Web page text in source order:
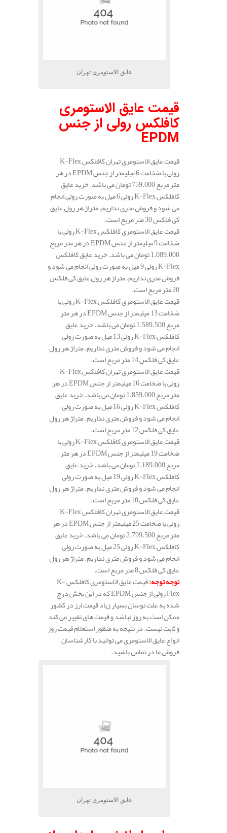
عایق الاستومری تهران
قیمت عایق الاستومری
کافلکس رولی از جنس
EPDM
قیمت عایق الاستومری تهران کافلکس K-Flex
رولی با ضخامت 6 میلیمتر از جنس EPDM در هر
متر مربع 759.000 تومان می باشد. خرید عایق
کافلکس K-Flex رولی 6 میل به صورت رولی انجام
می شود و فروش متری نداریم. متراژ هر رول عایق
کی فلکس 30 متر مربع است.
قیمت عایق الاستومری کافلکس K-Flex رولی با
ضخامت 9 میلیمتر از جنس EPDM در هر متر مربع
1.089.000 تومان می باشد. خرید عایق کافلکس
K-Flex رولی 9 میل به صورت رولی انجام می شود و
فروش متری نداریم. متراژ هر رول عایق کی فلکس
20 متر مربع است.
قیمت عایق الاستومری کافلکس K-Flex رولی با
ضخامت 13 میلیمتر از جنس EPDM در هر متر
مربع 1.589.500 تومان می باشد. خرید عایق
کافلکس K-Flex رولی 13 میل به صورت رولی
انجام می شود و فروش متری نداریم. متراژ هر رول
عایق کی فلکس 14 متر مربع است.
قیمت عایق الاستومری تهران کافلکس K-Flex
رولی با ضخامت 16 میلیمتر از جنس EPDM در هر
متر مربع 1.859.000 تومان می باشد. خرید عایق
کافلکس K-Flex رولی 16 میل به صورت رولی
انجام می شود و فروش متری نداریم. متراژ هر رول
عایق کی فلکس 12 متر مربع است.
قیمت عایق الاستومری کافلکس K-Flex رولی با
ضخامت 19 میلیمتر از جنس EPDM در هر متر
مربع 2.189.000 تومان می باشد. خرید عایق
کافلکس K-Flex رولی 19 میل به صورت رولی
انجام می شود و فروش متری نداریم. متراژ هر رول
عایق کی فلکس 10 متر مربع است.
قیمت عایق الاستومری تهران کافلکس K-Flex
رولی با ضخامت 25 میلیمتر از جنس EPDM در هر
متر مربع 2.799.500 تومان می باشد. خرید عایق
کافلکس K-Flex رولی 25 میل به صورت رولی
انجام می شود و فروش متری نداریم. متراژ هر رول
عایق کی فلکس 8 متر مربع است.
توجه توجه:
قیمت عایق الاستومری کافلکس K-
Flex رولی از جنس EPDM که در این بخش درج
شده به علت نوسان بسیار زیاد قیمت ارز در کشور
ممکن است به روز نباشد و قیمت های تغییر می کند
و ثابت نیست. در نتیجه به منظور استعلام قیمت روز
انواع عایق الاستومری می توانید با کارشناسان
فروش ما در تماس باشید.
عایق الاستومری تهران